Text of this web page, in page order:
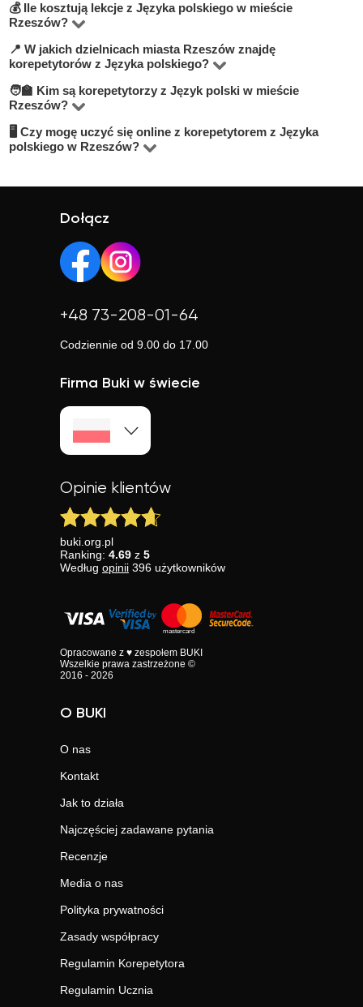
Na platformie BUKI znajdziesz 7 korepetytorów
oferujących zajęcia z Język polski w miejscowości
Rzeszów. Przy wyborze zwróć uwagę na cenę, opinie,
szukać korepetytorów z opcją darmowej lekcji próbnej,
💰 Ile kosztują lekcje z Języka polskiego w mieście
Rzeszów?
Ceny zależą od poziomu, doświadczenia korepetytora i
trybu zajęć (online lub stacjonarnie). Średnia cena w
mieście Rzeszów wynosi od 50 do 100 zł/h.
📍 W jakich dzielnicach miasta Rzeszów znajdę
korepetytorów z Języka polskiego?
Na BUKI możesz znaleźć nauczycieli w niemal
wszystkich dzielnicach miasta Rzeszów. Możesz też
wybrać lekcje online, jeśli zależy Ci na elastyczności.
🧑‍🏫 Kim są korepetytorzy z Język polski w mieście
Rzeszów?
Na BUKI znajdziesz wykwalifikowanych nauczycieli,
studentów oraz praktyków z doświadczeniem. Średnia
🖥 Czy mogę uczyć się online z korepetytorem z Języka
polskiego w Rzeszów?
Online możesz uczyć się w elastyczny sposób,
niezależnie od lokalizacji.
Dołącz
+48 73-208-01-64
Codziennie od 9.00 do 17.00
Firma Buki w świecie
Opinie klientów
buki.org.pl
Ranking: 4.69 z 5
Według opinii 396 użytkowników
Opracowane z ♥ zespołem BUKI
Wszelkie prawa zastrzeżone ©
2016 - 2026
O BUKI
O nas
Kontakt
Jak to działa
Najczęściej zadawane pytania
Recenzje
Media o nas
Polityka prywatności
Zasady współpracy
Regulamin Korepetytora
Regulamin Ucznia